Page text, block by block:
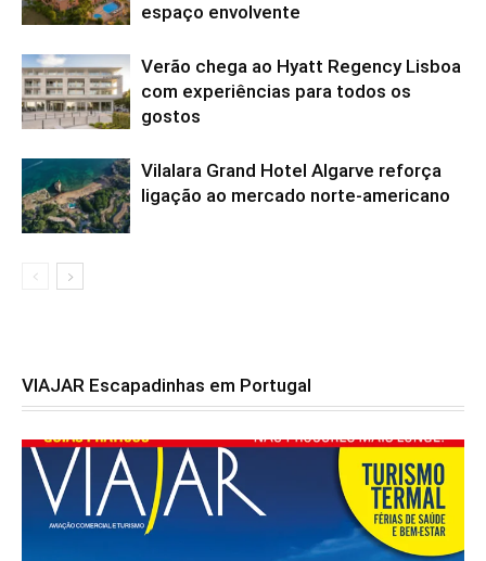
espaço envolvente
Verão chega ao Hyatt Regency Lisboa
com experiências para todos os
gostos
Vilalara Grand Hotel Algarve reforça
ligação ao mercado norte-americano
VIAJAR Escapadinhas em Portugal